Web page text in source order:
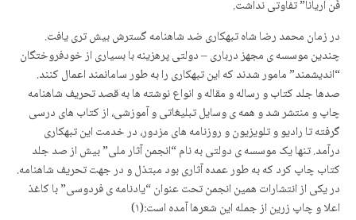
فُن آریانا” تفاوتی نداشت.
در زمان محمد رضا شاه تبهکاری ضد شاهنامه گسترش بیش تری یافت.
چندین موسسه ی مجهز درباری – دولتی پرهزینه با بسیاری از خودفروختگان
“اندیشمند” مامور شدند که این تبهکاری را به طور سامانمند اعمال کنند.
صدها جلد کتاب و رساله و مقاله و انواع نوشته ها به قصد تحریف شاهنامه
چاپ و منتشر شد و همه ی وسایل تبلیغاتی و آموزشی، از کتاب های درسی
گرفته تا رادیو و تلویزیون و روزنامه های مزدور، در خدمت این تبهکاری
درآمد. تنها یک موسسه ی دولتی به نام “انجمن آثار ملی” بیش از صد جلد
کتاب چاپ کرد که به طور عمده آثاری بود مبتذل و در جهت تحریف شاهنامه.
در یکی از انتشارات همین انجمن تحت عنوان “یادنامه ی فردوسی” با کاغذ
اعلا و چاپ زرین از جمله این شعرها آمده است:(۱)